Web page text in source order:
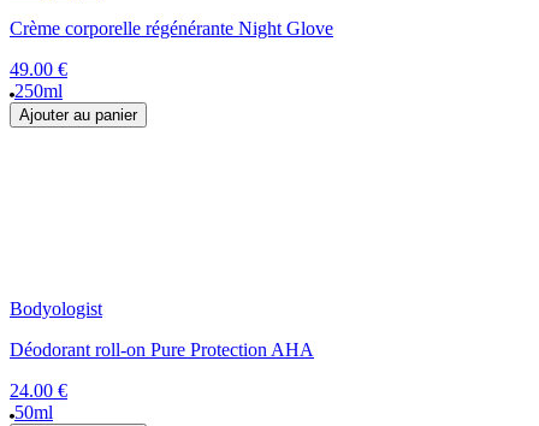
Crème corporelle régénérante Night Glove
49.00 €
250ml
Ajouter au panier
Bodyologist
Déodorant roll-on Pure Protection AHA
24.00 €
50ml